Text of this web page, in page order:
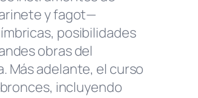
y fagot—
posibilidades
obras del
Más adelante, el curso
incluyendo